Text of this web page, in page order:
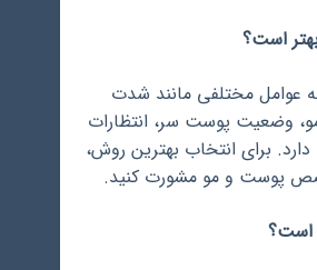
عوامل مختلفی مانند شدت
وضعیت پوست سر، انتظارات
برای انتخاب بهترین روش،
پوست و مو مشورت کنید.